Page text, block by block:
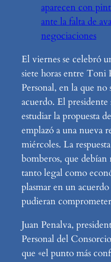
aparecen con
ante la falta de
negociaciones
El viernes se celebró
siete horas entre Toni
Personal, en la que
acuerdo. El
estudiar la propuesta
emplazó a una nueva
miércoles. La
bomberos, que
tanto legal como
plasmar en un
pudieran
Juan Penalva,
Personal del
que «el punto más